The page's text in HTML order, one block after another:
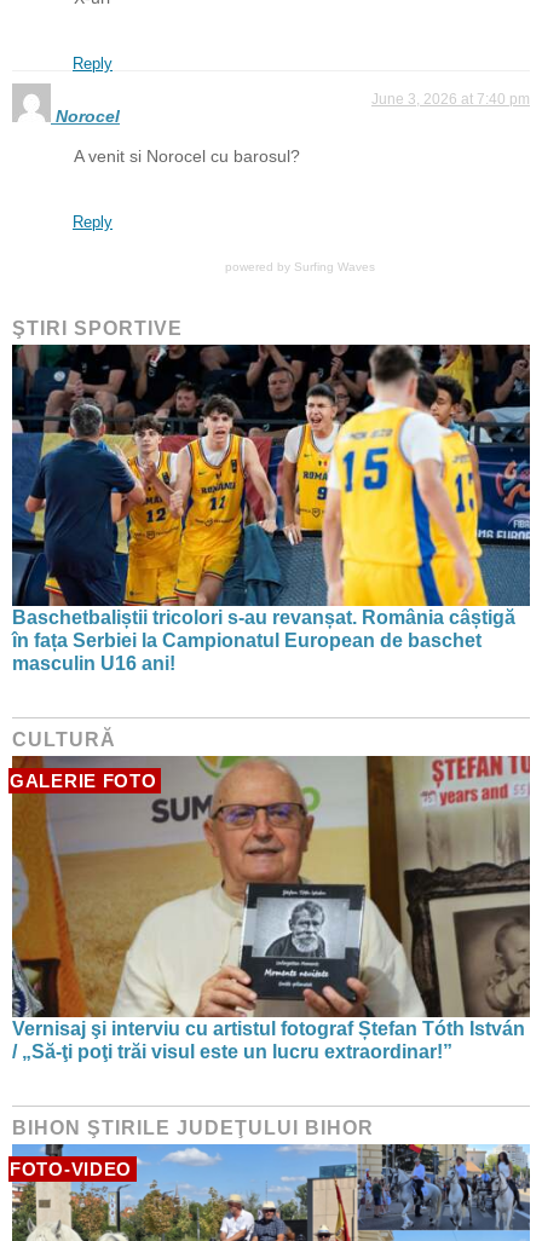
Reply
Norocel
June 3, 2026 at 7:40 pm
A venit si Norocel cu barosul?
Reply
powered by Surfing Waves
ŞTIRI SPORTIVE
Baschetbaliștii tricolori s-au revanșat. România câștigă
în fața Serbiei la Campionatul European de baschet
masculin U16 ani!
CULTURĂ
GALERIE FOTO
Vernisaj şi interviu cu artistul fotograf Ștefan Tóth István
/ „Să-ţi poţi trăi visul este un lucru extraordinar!”
BIHON ŞTIRILE JUDEŢULUI BIHOR
FOTO-VIDEO